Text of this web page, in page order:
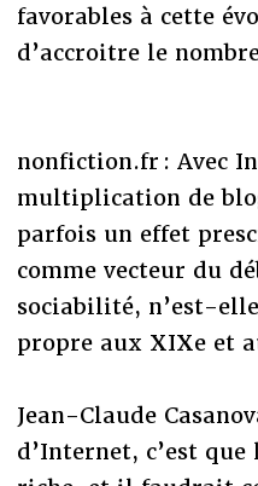
favorables à cette
d’accroitre le
nonfiction.fr : Avec
multiplication de
parfois un effet
comme vecteur du
sociabilité, n’est-
propre aux XIXe et
Jean-Claude
d’Internet, c’est